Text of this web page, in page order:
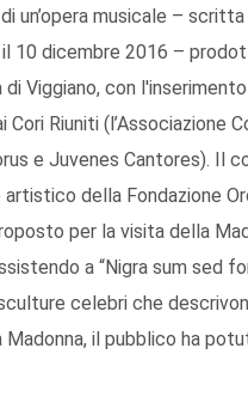
un’opera musicale –
10 dicembre 2016 –
di Viggiano, con
Cori Riuniti (l’Associazione
e Juvenes Cantores). Il
della Fondazione
per la visita della
a “Nigra sum sed
celebri che
il pubblico ha